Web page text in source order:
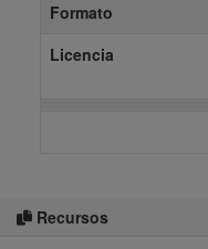
Recursos
Formato
Licencia